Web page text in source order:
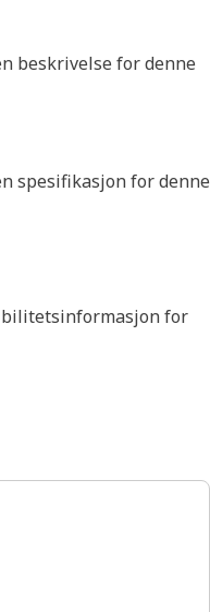
beskrivelse for denne
spesifikasjon for denne
for